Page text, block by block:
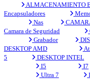
ALMACENAMIENTO
Encapsuladores
Nas
Camara de Seguridad
Grabador
DESKTOP AMD
5
DESKTOP INTEL
I5
I7
Ultra 7